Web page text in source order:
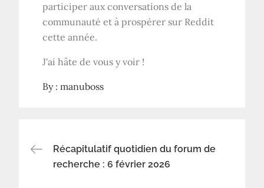
participer aux conversations de la
communauté et à prospérer sur Reddit
cette année.
J'ai hâte de vous y voir !
By :manuboss
Navigation
Récapitulatif quotidien du forum de
recherche : 6 février 2026